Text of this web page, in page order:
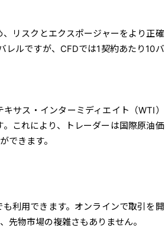
リスクとエクスポージャーをより正確
レルですが、CFDでは1契約あたり10バ
サス・インターミディエイト（WTI）
これにより、トレーダーは国際原油価
できます。
利用できます。オンラインで取引を開
先物市場の複雑さもありません。